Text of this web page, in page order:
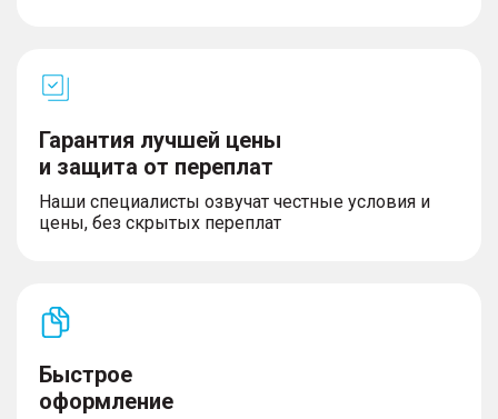
Гарантия лучшей цены
и защита от переплат
Наши специалисты озвучат честные условия и
цены, без скрытых переплат
Быстрое
оформление